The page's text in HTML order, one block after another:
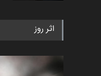
اثر روز